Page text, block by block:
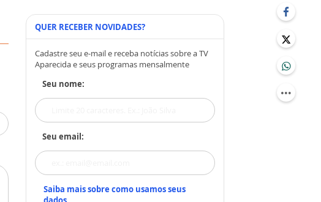
QUER RECEBER NOVIDADES?
Cadastre seu e-mail e receba notícias sobre a TV
Aparecida e seus programas mensalmente
Seu nome:
Seu email:
Saiba mais sobre como usamos seus